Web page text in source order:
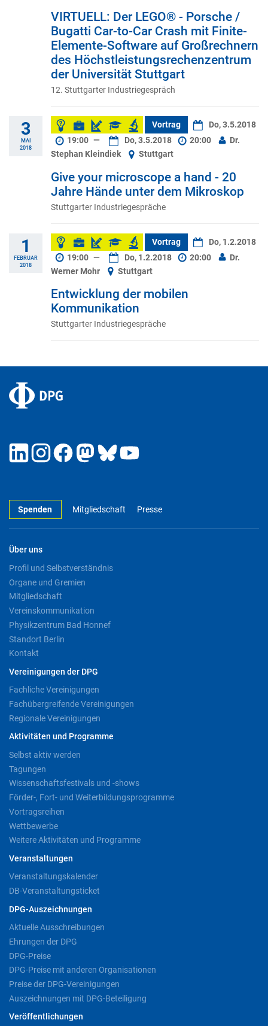
VIRTUELL: Der LEGO® - Porsche /
Bugatti Car-to-Car Crash mit Finite-
Elemente-Software auf Großrechnern
des Höchstleistungsrechenzentrum
der Universität Stuttgart
12. Stuttgarter Industriegespräch
3
MAI
2018
Vortrag
Do, 3.5.2018
19:00 — Do, 3.5.2018 20:00
Dr.
Stephan Kleindiek
Stuttgart
Give your microscope a hand - 20
Jahre Hände unter dem Mikroskop
Stuttgarter Industriegespräche
1
FEBRUAR
2018
Vortrag
Do, 1.2.2018
19:00 — Do, 1.2.2018 20:00
Dr.
Werner Mohr
Stuttgart
Entwicklung der mobilen
Kommunikation
Stuttgarter Industriegespräche
Spenden Mitgliedschaft Presse
Über uns
Profil und Selbstverständnis
Organe und Gremien
Mitgliedschaft
Vereinskommunikation
Physikzentrum Bad Honnef
Standort Berlin
Kontakt
Vereinigungen der DPG
Fachliche Vereinigungen
Fachübergreifende Vereinigungen
Regionale Vereinigungen
Aktivitäten und Programme
Selbst aktiv werden
Tagungen
Wissenschaftsfestivals und -shows
Förder-, Fort- und Weiterbildungsprogramme
Vortragsreihen
Wettbewerbe
Weitere Aktivitäten und Programme
Veranstaltungen
Veranstaltungskalender
DB-Veranstaltungsticket
DPG-Auszeichnungen
Aktuelle Ausschreibungen
Ehrungen der DPG
DPG-Preise
DPG-Preise mit anderen Organisationen
Preise der DPG-Vereinigungen
Auszeichnungen mit DPG-Beteiligung
Veröffentlichungen